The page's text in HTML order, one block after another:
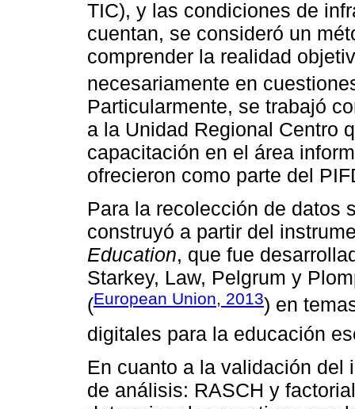
TIC), y las condiciones de
cuentan, se consideró un
comprender la realidad
necesariamente en
Particularmente, se trabajó
a la Unidad Regional Centro
capacitación en el área
ofrecieron como parte del
Para la recolección de datos
construyó a partir del
Education, que fue
Starkey, Law, Pelgrum y
(European Union, 2013) en
digitales para la educación
En cuanto a la validación del
de análisis: RASCH y